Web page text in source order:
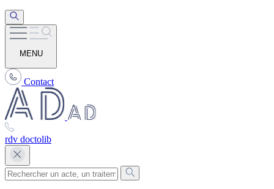
MENU
Contact
rdv doctolib